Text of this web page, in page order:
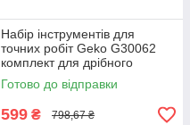
Набір інструментів для
точних робіт Geko G30062
комплект для дрібного
ремонту
Готово до відправки
599 ₴ 798,67 ₴